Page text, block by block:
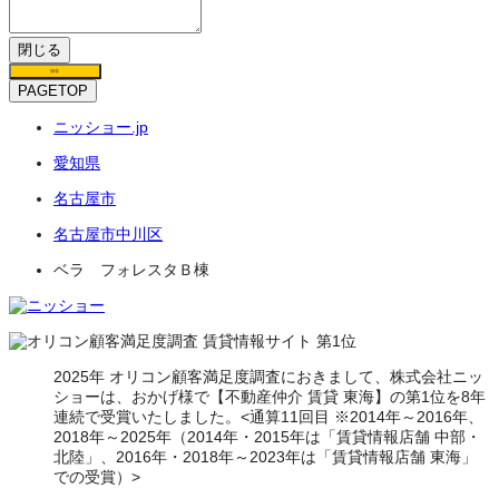
閉じる
保存
PAGETOP
ニッショー.jp
愛知県
名古屋市
名古屋市中川区
ベラ フォレスタＢ棟
2025年 オリコン顧客満足度調査におきまして、株式会社ニッ
ショーは、おかげ様で【不動産仲介 賃貸 東海】の第1位を8年
連続で受賞いたしました。<通算11回目 ※2014年～2016年、
2018年～2025年（2014年・2015年は「賃貸情報店舗 中部・
北陸」、2016年・2018年～2023年は「賃貸情報店舗 東海」
での受賞）>